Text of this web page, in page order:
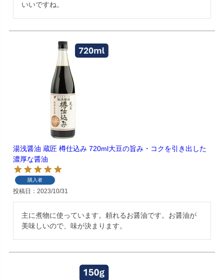
いいですね。
湯浅醤油 蔵匠 樽仕込み 720ml大豆の旨み・コクを引き出した
濃厚な醤油
購入者
投稿日 2023/10/31
主に煮物に使っています。頼れるお醤油です。お醤油が
美味しいので、味が決まります。